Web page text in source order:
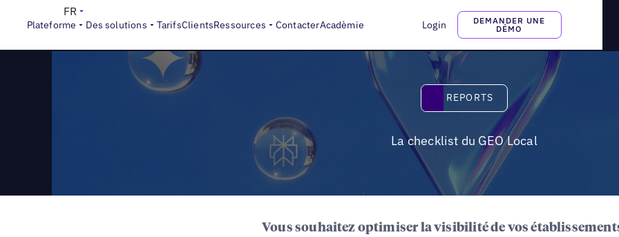
Plateforme Des solutions TarifsClientsRessources ContacterAcadèmie Login
DEMANDER UNE
DÉMO
FR
Reports
Reports
REPORTS
La checklist du GEO Local
Vous souhaitez optimiser la visibilité de vos